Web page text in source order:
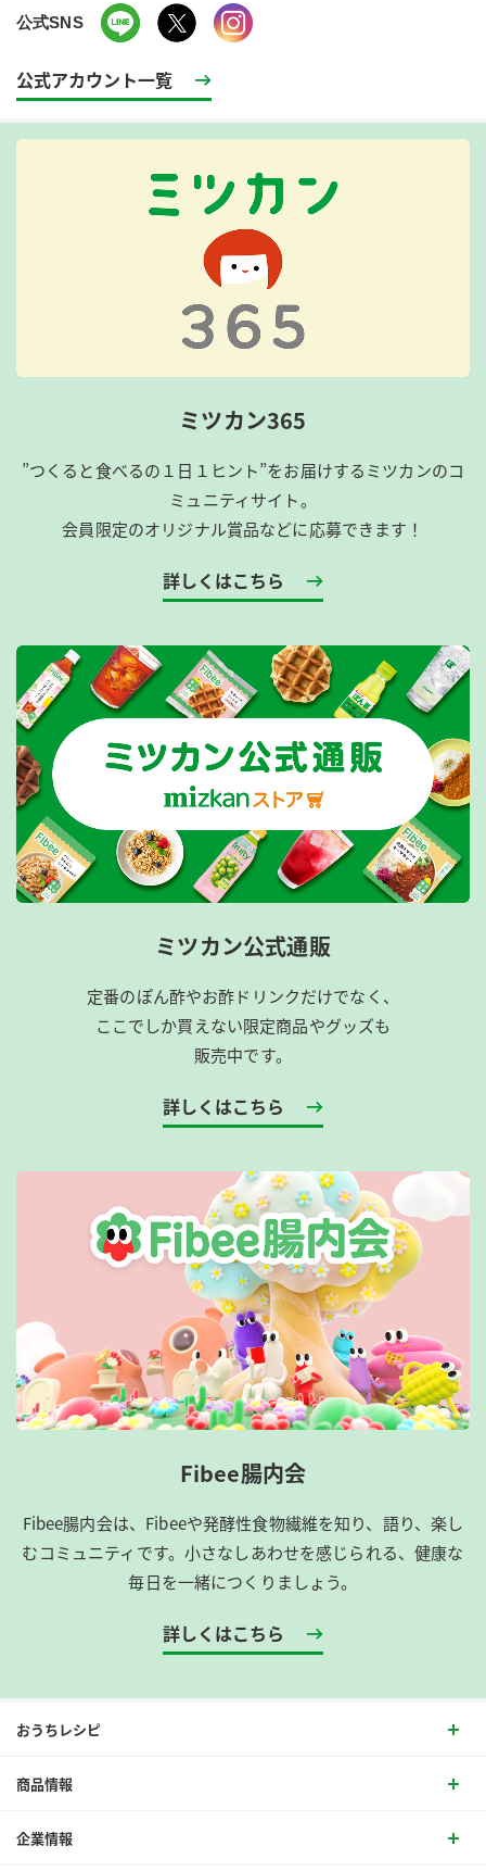
公式SNS
公式アカウント一覧
ミツカン365
”つくると食べるの１日１ヒント”をお届けするミツカンのコ
ミュニティサイト。
会員限定のオリジナル賞品などに応募できます！
詳しくはこちら
ミツカン公式通販
定番のぽん酢やお酢ドリンクだけでなく、
ここでしか買えない限定商品やグッズも
販売中です。
詳しくはこちら
Fibee腸内会
Fibee腸内会は、​Fibeeや発酵性食物繊維を知り、語り、楽し
むコミュニティです。​小さなしあわせを感じられる、健康な
毎日を一緒につくりましょう。
詳しくはこちら
おうちレシピ
商品情報
企業情報